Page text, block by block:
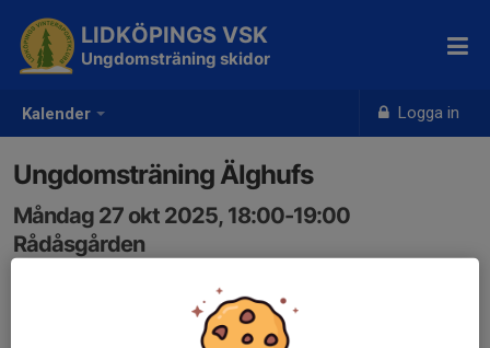
Kalender Logga in
LIDKÖPINGS VSK
Ungdomsträning skidor
Ungdomsträning Älghufs
Måndag 27 okt 2025, 18:00-19:00
Rådåsgården